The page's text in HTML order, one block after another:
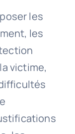
les
les
victime,